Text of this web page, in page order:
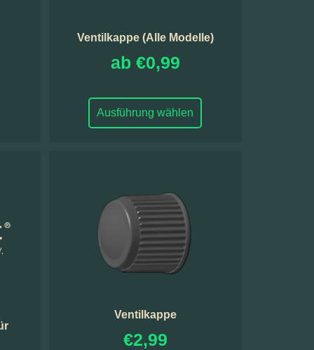
Ventilkappe (Alle Modelle)
ab €0,99
Ausführung wählen
Ventilkappe
€2,99